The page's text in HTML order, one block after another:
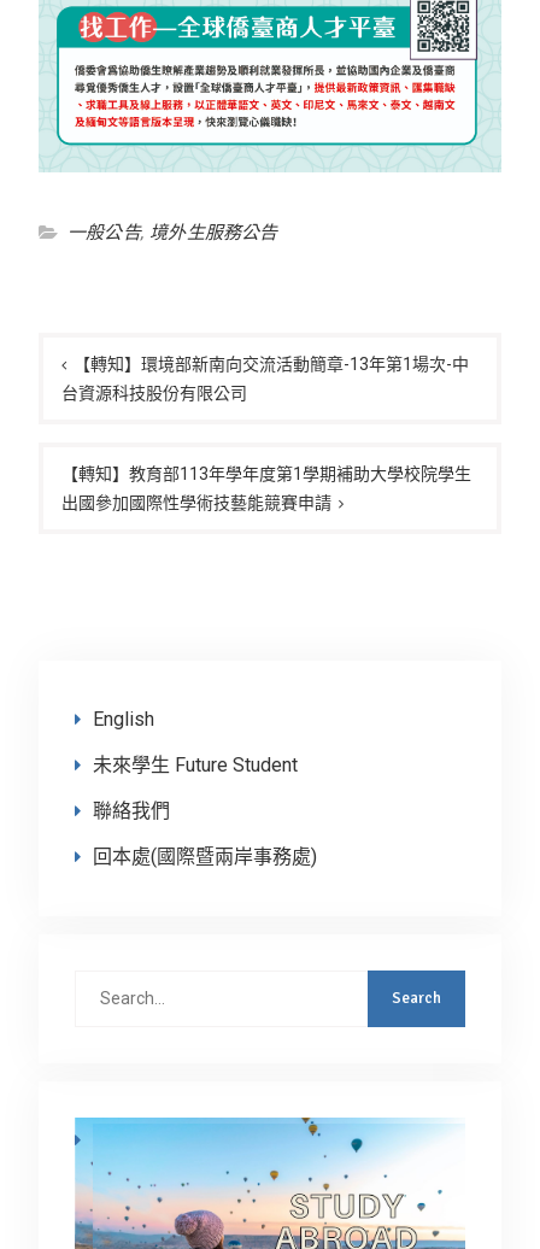
一般公告, 境外生服務公告
章
導
【轉知】環境部新南向交流活動簡章-13年第1場次-中
台資源科技股份有限公司
【轉知】教育部113年學年度第1學期補助大學校院學生
出國參加國際性學術技藝能競賽申請
English
未來學生 Future Student
聯絡我們
回本處(國際暨兩岸事務處)